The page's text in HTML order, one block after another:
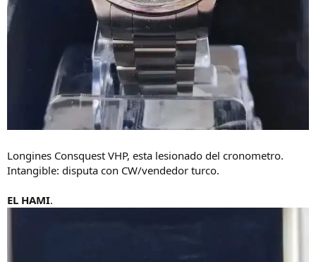
Longines Consquest VHP, esta lesionado del cronometro.
Intangible: disputa con CW/vendedor turco.
EL HAMI.